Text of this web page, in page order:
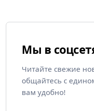
Мы в
Читайте свежие
общайтесь с
вам удобно!